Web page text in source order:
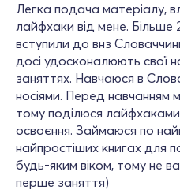
Легка подача матеріалу,
лайфхаки від мене. Більше
вступили до внз
досі удосконалюють свої
заняттях. Навчаюся в
носіями. Перед навчанням
тому поділюся
освоєння. Займаюся по
найпростіших книгах для
будь-яким віком, тому не
перше заняття)